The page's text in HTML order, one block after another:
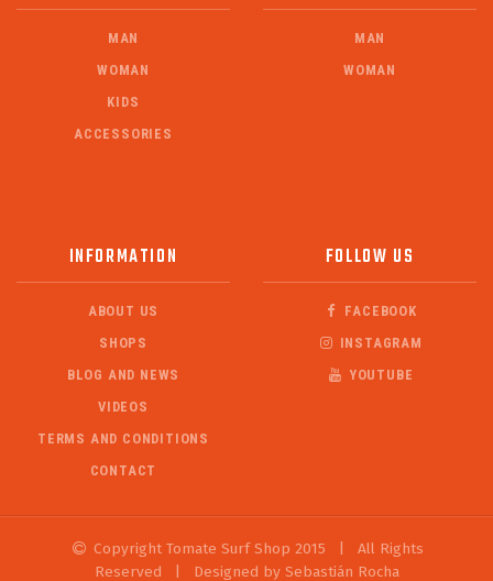
MAN
WOMAN
KIDS
ACCESSORIES
MAN
WOMAN
INFORMATION
ABOUT US
SHOPS
BLOG AND NEWS
VIDEOS
TERMS AND CONDITIONS
CONTACT
FOLLOW US
FACEBOOK
INSTAGRAM
YOUTUBE
Copyright Tomate Surf Shop 2015
All Rights
Reserved
Designed by Sebastián Rocha